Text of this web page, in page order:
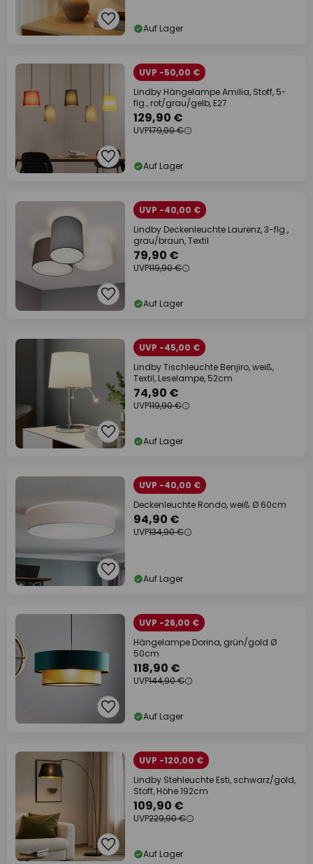
Auf Lager
UVP -50,00 €
Lindby Hängelampe Amilia, Stoff, 5-
flg., rot/grau/gelb, E27
129,90 €
UVP179,90 €
Auf Lager
UVP -40,00 €
Lindby Deckenleuchte Laurenz, 3-flg.,
grau/braun, Textil
79,90 €
UVP119,90 €
Auf Lager
UVP -45,00 €
Lindby Tischleuchte Benjiro, weiß,
Textil, Leselampe, 52cm
74,90 €
UVP119,90 €
Auf Lager
UVP -40,00 €
Deckenleuchte Rondo, weiß Ø 60cm
94,90 €
UVP134,90 €
Auf Lager
UVP -26,00 €
Hängelampe Dorina, grün/gold Ø
50cm
118,90 €
UVP144,90 €
Auf Lager
UVP -120,00 €
Lindby Stehleuchte Esti, schwarz/gold,
Stoff, Höhe 192cm
109,90 €
UVP229,90 €
Auf Lager